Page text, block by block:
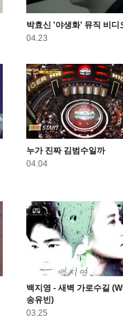
박효신 '야생화' 뮤직 비디
04.23
누가 진짜 김범수일까
04.04
백지영 - 새벽 가로수길
송유빈)
03.25